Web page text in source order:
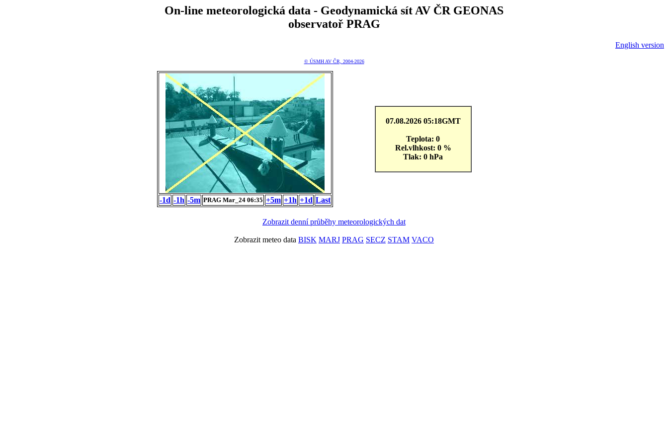
On-line meteorologická data - Geodynamická sít AV ČR GEONAS
observatoř PRAG
English version
© ÚSMH AV ČR, 2004-2026
-1d -1h -5m PRAG Mar_24 06:35 +5m +1h +1d Last
07.08.2026 05:18GMT
Teplota: 0
Rel.vlhkost: 0 %
Tlak: 0 hPa
Zobrazit denní průběhy meteorologických dat
Zobrazit meteo data BISK MARJ PRAG SECZ STAM VACO